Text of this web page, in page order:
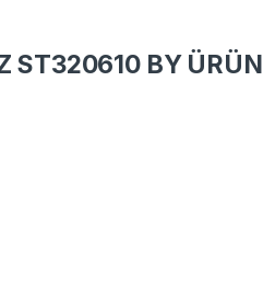
ST320610 BY ÜRÜN